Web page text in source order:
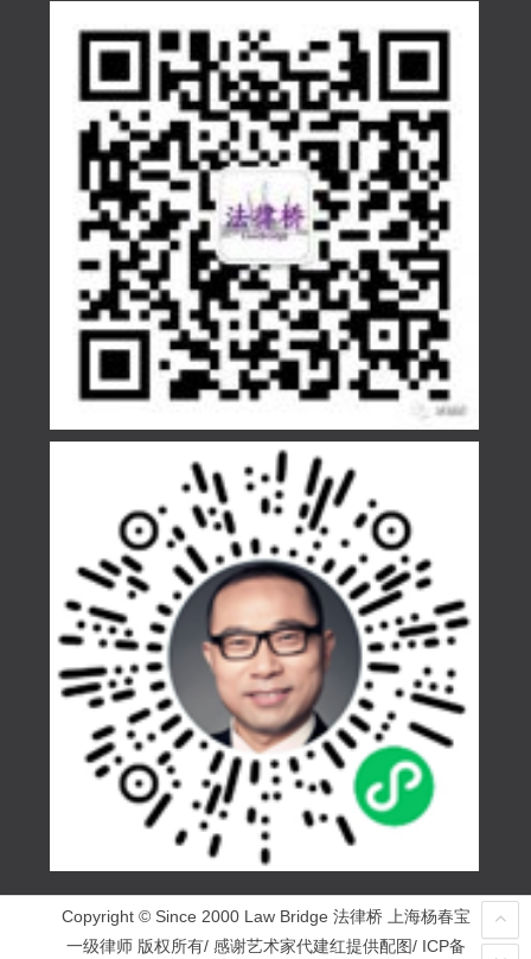
Copyright © Since 2000 Law Bridge 法律桥 上海杨春宝
一级律师 版权所有/ 感谢艺术家代建红提供配图/ ICP备